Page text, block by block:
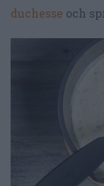
duchesse och